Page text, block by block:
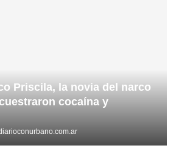
Priscila, la novia del narco
cocaína y